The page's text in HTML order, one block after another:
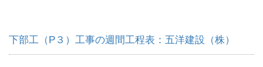
下部工（P３）工事の週間工程表：五洋建設（株）